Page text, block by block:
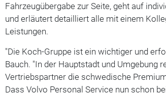
Fahrzeugübergabe zur Seite, geht auf
und erläutert detailliert alle mit einem
Leistungen.
"Die Koch-Gruppe ist ein wichtiger und
Bauch. "In der Hauptstadt und Umgebung
Vertriebspartner die schwedische
Dass Volvo Personal Service nun schon